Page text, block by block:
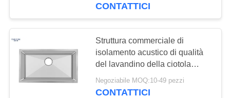
Lavandino della
stazione di lavoro
della cucina
CONTATTICI
Struttura commerciale di
isolamento acustico di qualità
del lavandino della ciotola
dell'acciaio inossidabile 304
doppia
Negoziabile MOQ:10-49 pezzi
CONTATTICI